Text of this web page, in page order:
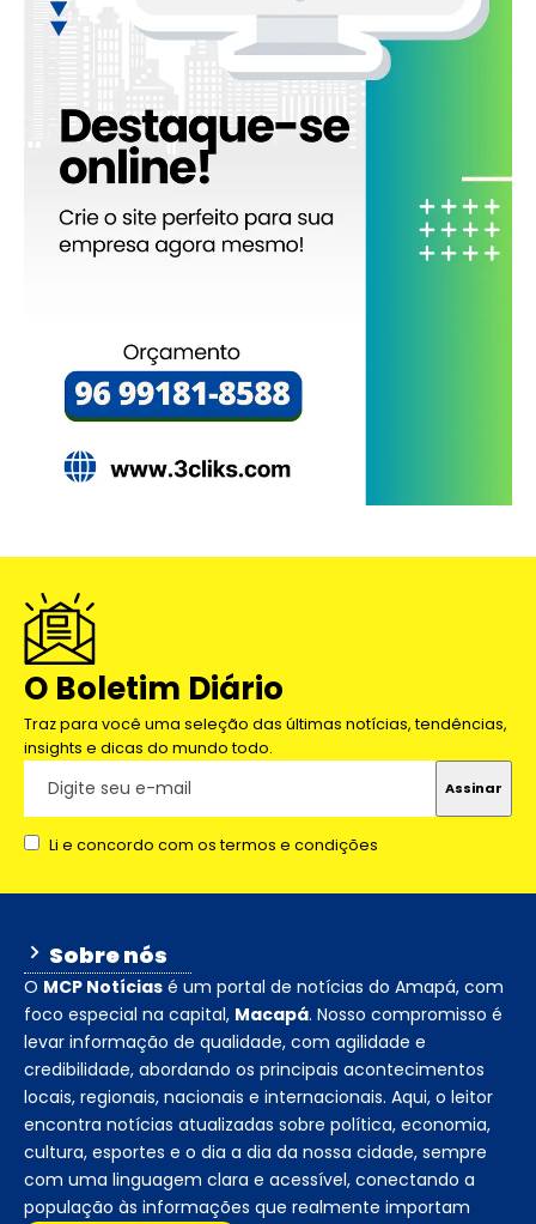
O Boletim Diário
Traz para você uma seleção das últimas notícias, tendências,
insights e dicas do mundo todo.
Li e concordo com os termos e condições
Sobre nós
O MCP Notícias é um portal de notícias do Amapá, com
foco especial na capital, Macapá. Nosso compromisso é
levar informação de qualidade, com agilidade e
credibilidade, abordando os principais acontecimentos
locais, regionais, nacionais e internacionais. Aqui, o leitor
encontra notícias atualizadas sobre política, economia,
cultura, esportes e o dia a dia da nossa cidade, sempre
com uma linguagem clara e acessível, conectando a
população às informações que realmente importam